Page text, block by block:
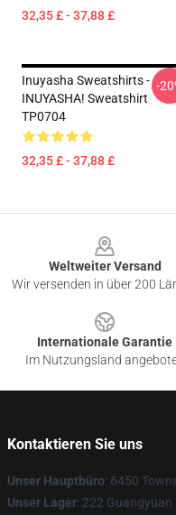
32,35 £ - 37,88 £
Inuyasha Sweatshirts -
INUYASHA! Sweatshirt
TP0704
32,35 £ - 37,88 £
-
Weltweiter Versand
Wir versenden in über 200
Internationale Garantie
Im Nutzungsland
Kontaktieren Sie uns
Unser Hauptbüro: 6450
Unser Lager: 222